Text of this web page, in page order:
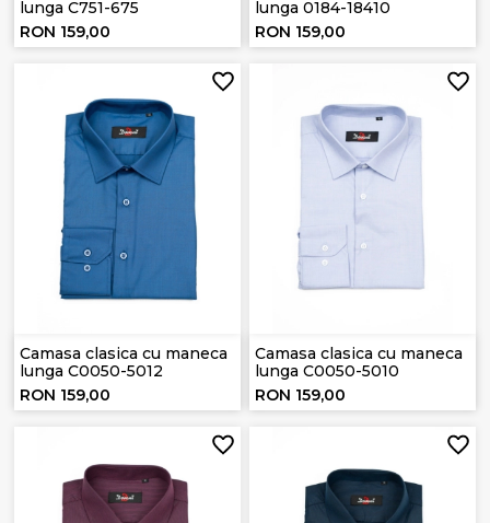
lunga C751-675
RON 159,00
lunga 0184-18410
RON 159,00
Camasa clasica cu maneca
lunga C0050-5012
RON 159,00
Camasa clasica cu maneca
lunga C0050-5010
RON 159,00